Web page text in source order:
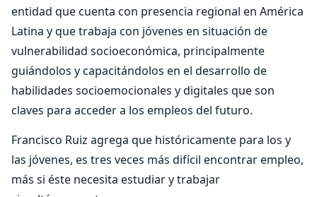
entidad que cuenta con presencia regional en América
Latina y que trabaja con jóvenes en situación de
vulnerabilidad socioeconómica, principalmente
guiándolos y capacitándolos en el desarrollo de
habilidades socioemocionales y digitales que son
claves para acceder a los empleos del futuro.
Francisco Ruiz agrega que históricamente para los y
las jóvenes, es tres veces más difícil encontrar empleo,
más si éste necesita estudiar y trabajar